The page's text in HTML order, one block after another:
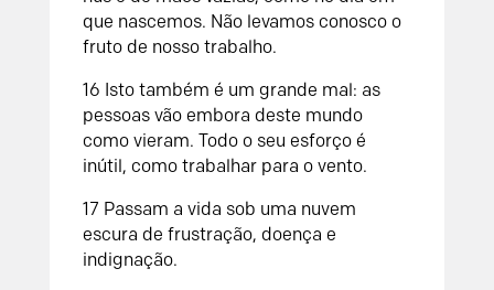
que nascemos. Não levamos conosco o
fruto de nosso trabalho.
16 Isto também é um grande mal: as
pessoas vão embora deste mundo
como vieram. Todo o seu esforço é
inútil, como trabalhar para o vento.
17 Passam a vida sob uma nuvem
escura de frustração, doença e
indignação.